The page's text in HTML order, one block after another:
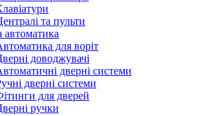
та пульти
автоматика
для воріт
доводжувачі
дверні системи
дверні системи
для дверей
ручки